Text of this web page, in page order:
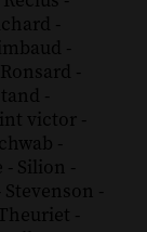
-
-
Ronsard -
-
victor -
-
- Silion -
Stevenson -
-